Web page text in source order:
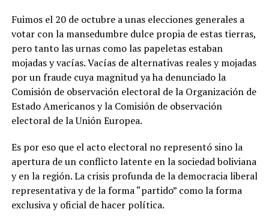
Fuimos el 20 de octubre a unas elecciones generales a
votar con la mansedumbre dulce propia de estas tierras,
pero tanto las urnas como las papeletas estaban
mojadas y vacías. Vacías de alternativas reales y mojadas
por un fraude cuya magnitud ya ha denunciado la
Comisión de observación electoral de la Organización de
Estado Americanos y la Comisión de observación
electoral de la Unión Europea.
Es por eso que el acto electoral no representó sino la
apertura de un conflicto latente en la sociedad boliviana
y en la región. La crisis profunda de la democracia liberal
representativa y de la forma “partido” como la forma
exclusiva y oficial de hacer política.